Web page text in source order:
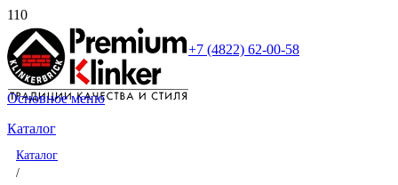
+7 (4822) 62-00-58
Основное меню
Каталог
Каталог
/